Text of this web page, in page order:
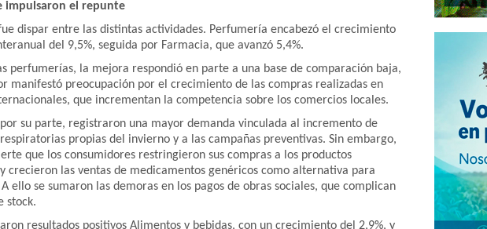
impulsaron el repunte
dispar entre las distintas actividades. Perfumería encabezó el crecimiento
del 9,5%, seguida por Farmacia, que avanzó 5,4%.
perfumerías, la mejora respondió en parte a una base de comparación baja,
manifestó preocupación por el crecimiento de las compras realizadas en
que incrementan la competencia sobre los comercios locales.
su parte, registraron una mayor demanda vinculada al incremento de
propias del invierno y a las campañas preventivas. Sin embargo,
que los consumidores restringieron sus compras a los productos
crecieron las ventas de medicamentos genéricos como alternativa para
ello se sumaron las demoras en los pagos de obras sociales, que complican
stock.
resultados positivos Alimentos y bebidas, con un crecimiento del 2,9%, y